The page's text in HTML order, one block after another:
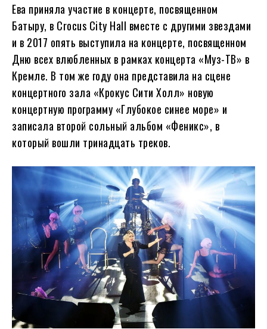
Ева приняла участие в концерте, посвященном
Батыру, в Crocus City Hall вместе с другими звездами
и в 2017 опять выступила на концерте, посвященном
Дню всех влюбленных в рамках концерта «Муз-ТВ» в
Кремле. В том же году она представила на сцене
концертного зала «Крокус Сити Холл» новую
концертную программу «Глубокое синее море» и
записала второй сольный альбом «Феникс», в
который вошли тринадцать треков.